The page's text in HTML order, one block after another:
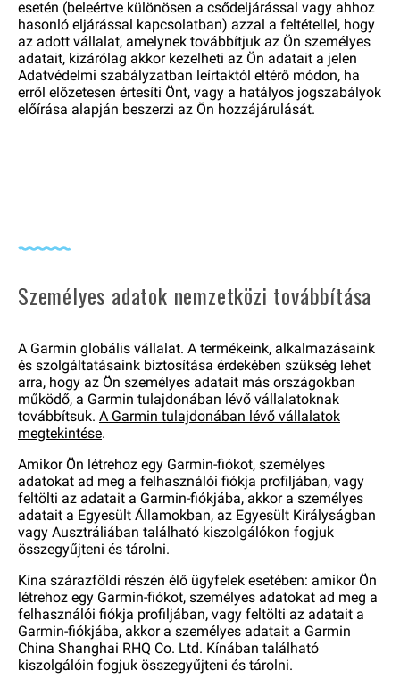
esetén (beleértve különösen a csődeljárással vagy ahhoz
hasonló eljárással kapcsolatban) azzal a feltétellel, hogy
az adott vállalat, amelynek továbbítjuk az Ön személyes
adatait, kizárólag akkor kezelheti az Ön adatait a jelen
Adatvédelmi szabályzatban leírtaktól eltérő módon, ha
erről előzetesen értesíti Önt, vagy a hatályos jogszabályok
előírása alapján beszerzi az Ön hozzájárulását.
Személyes adatok nemzetközi továbbítása
A Garmin globális vállalat. A termékeink, alkalmazásaink
és szolgáltatásaink biztosítása érdekében szükség lehet
arra, hogy az Ön személyes adatait más országokban
működő, a Garmin tulajdonában lévő vállalatoknak
továbbítsuk. A Garmin tulajdonában lévő vállalatok
megtekintése.
Amikor Ön létrehoz egy Garmin-fiókot, személyes
adatokat ad meg a felhasználói fiókja profiljában, vagy
feltölti az adatait a Garmin-fiókjába, akkor a személyes
adatait a Egyesült Államokban, az Egyesült Királyságban
vagy Ausztráliában található kiszolgálókon fogjuk
összegyűjteni és tárolni.
Kína szárazföldi részén élő ügyfelek esetében: amikor Ön
létrehoz egy Garmin-fiókot, személyes adatokat ad meg a
felhasználói fiókja profiljában, vagy feltölti az adatait a
Garmin-fiókjába, akkor a személyes adatait a Garmin
China Shanghai RHQ Co. Ltd. Kínában található
kiszolgálóin fogjuk összegyűjteni és tárolni.